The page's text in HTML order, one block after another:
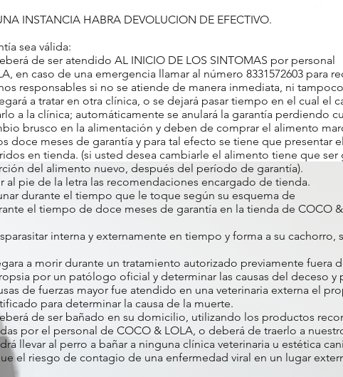
INSTANCIA HABRA DEVOLUCION DE EFECTIVO.
sea válida:
de ser atendido AL INICIO DE LOS SINTOMAS por personal
en caso de una emergencia llamar al número 8331572603 para
responsables si no se atiende de manera inmediata, ni
a tratar en otra clínica, o se dejará pasar tiempo en el cual el
a la clínica; automáticamente se anulará la garantía perdiendo
brusco en la alimentación y deben de comprar el alimento
doce meses de garantía y para tal efecto se tiene que presentar
en tienda. (si usted desea cambiarle el alimento tiene que
del alimento nuevo, después del período de garantía).
al pie de la letra las recomendaciones encargado de tienda.
durante el tiempo que le toque según su esquema de
el tiempo de doce meses de garantía en la tienda de COCO &
interna y externamente en tiempo y forma a su
a morir durante un tratamiento autorizado previamente fuera
por un patólogo oficial y determinar las causas del deceso y
de fuerzas mayor fue atendido en una veterinaria externa el
para determinar la causa de la muerte.
de ser bañado en su domicilio, utilizando los productos
por el personal de COCO & LOLA, o deberá de traerlo a
llevar al perro a bañar a ninguna clínica veterinaria u estética
el riesgo de contagio de una enfermedad viral en un lugar